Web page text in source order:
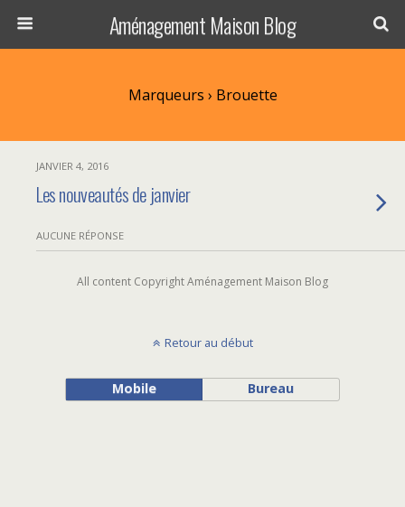
Aménagement Maison Blog
Marqueurs › Brouette
JANVIER 4, 2016
Les nouveautés de janvier
AUCUNE RÉPONSE
All content Copyright Aménagement Maison Blog
Retour au début
Mobile Bureau